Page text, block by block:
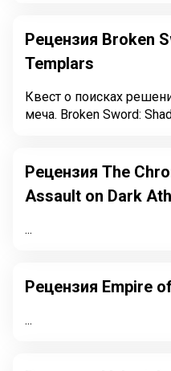
Рецензия Broken
Templars
Квест о поисках
меча. Broken Sword:
Рецензия The
Assault on Dark
...
Рецензия Empire
...